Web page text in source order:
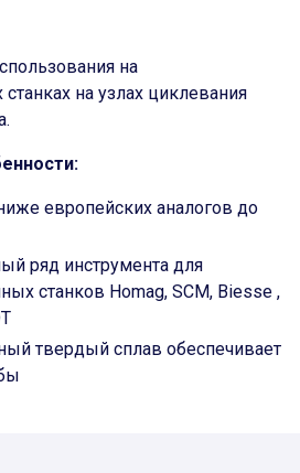
на
на узлах циклевания
европейских аналогов до
ряд инструмента для
станков Homag, SCM, Biesse ,
твердый сплав обеспечивает